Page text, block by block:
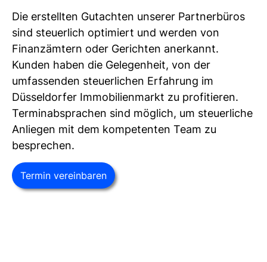
Die erstellten Gutachten unserer Partnerbüros
sind steuerlich optimiert und werden von
Finanzämtern oder Gerichten anerkannt.
Kunden haben die Gelegenheit, von der
umfassenden steuerlichen Erfahrung im
Düsseldorfer Immobilienmarkt zu profitieren.
Terminabsprachen sind möglich, um steuerliche
Anliegen mit dem kompetenten Team zu
besprechen.
Termin vereinbaren